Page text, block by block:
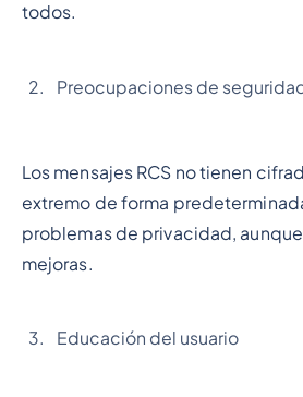
todos.
Preocupaciones de
Los mensajes RCS no tienen
extremo de forma
problemas de privacidad,
mejoras.
Educación del usuario